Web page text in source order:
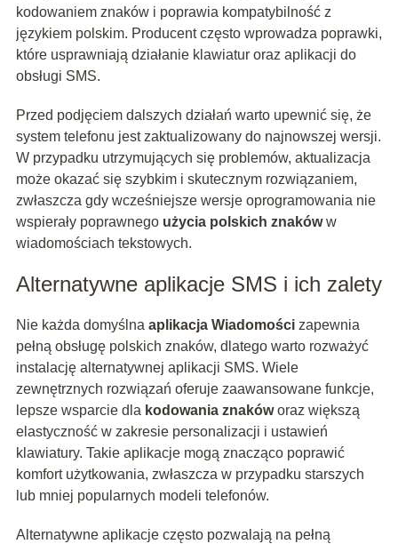
kodowaniem znaków i poprawia kompatybilność z
językiem polskim. Producent często wprowadza poprawki,
które usprawniają działanie klawiatur oraz aplikacji do
obsługi SMS.
Przed podjęciem dalszych działań warto upewnić się, że
system telefonu jest zaktualizowany do najnowszej wersji.
W przypadku utrzymujących się problemów, aktualizacja
może okazać się szybkim i skutecznym rozwiązaniem,
zwłaszcza gdy wcześniejsze wersje oprogramowania nie
wspierały poprawnego użycia polskich znakóww
wiadomościach tekstowych.
Alternatywne aplikacje SMS i ich zalety
Nie każda domyślna aplikacja Wiadomościzapewnia
pełną obsługę polskich znaków, dlatego warto rozważyć
instalację alternatywnej aplikacji SMS. Wiele
zewnętrznych rozwiązań oferuje zaawansowane funkcje,
lepsze wsparcie dla kodowania znakóworaz większą
elastyczność w zakresie personalizacji i ustawień
klawiatury. Takie aplikacje mogą znacząco poprawić
komfort użytkowania, zwłaszcza w przypadku starszych
lub mniej popularnych modeli telefonów.
Alternatywne aplikacje często pozwalają na pełną